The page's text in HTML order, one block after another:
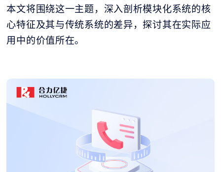
本文将围绕这一主题，深入剖析模块化系统的核
心特征及其与传统系统的差异，探讨其在实际应
用中的价值所在。